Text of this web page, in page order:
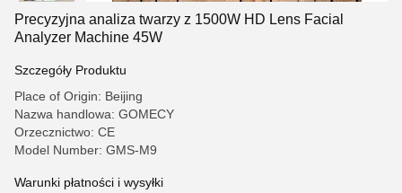
Precyzyjna analiza twarzy z 1500W HD Lens Facial
Analyzer Machine 45W
Szczegóły Produktu
Place of Origin: Beijing
Nazwa handlowa: GOMECY
Orzecznictwo: CE
Model Number: GMS-M9
Warunki płatności i wysyłki